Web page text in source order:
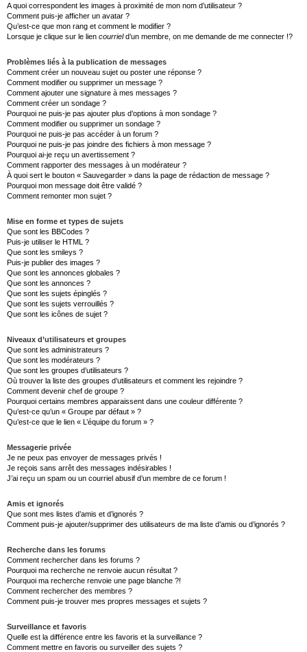
A quoi correspondent les images à proximité de mon nom d’utilisateur ?
Comment puis-je afficher un avatar ?
Qu’est-ce que mon rang et comment le modifier ?
Lorsque je clique sur le lien courrield’un membre, on me demande de me connecter !?
Problèmes liés à la publication de messages
Comment créer un nouveau sujet ou poster une réponse ?
Comment modifier ou supprimer un message ?
Comment ajouter une signature à mes messages ?
Comment créer un sondage ?
Pourquoi ne puis-je pas ajouter plus d’options à mon sondage ?
Comment modifier ou supprimer un sondage ?
Pourquoi ne puis-je pas accéder à un forum ?
Pourquoi ne puis-je pas joindre des fichiers à mon message ?
Pourquoi ai-je reçu un avertissement ?
Comment rapporter des messages à un modérateur ?
À quoi sert le bouton « Sauvegarder » dans la page de rédaction de message ?
Pourquoi mon message doit être validé ?
Comment remonter mon sujet ?
Mise en forme et types de sujets
Que sont les BBCodes ?
Puis-je utiliser le HTML ?
Que sont les smileys ?
Puis-je publier des images ?
Que sont les annonces globales ?
Que sont les annonces ?
Que sont les sujets épinglés ?
Que sont les sujets verrouillés ?
Que sont les icônes de sujet ?
Niveaux d’utilisateurs et groupes
Que sont les administrateurs ?
Que sont les modérateurs ?
Que sont les groupes d’utilisateurs ?
Où trouver la liste des groupes d’utilisateurs et comment les rejoindre ?
Comment devenir chef de groupe ?
Pourquoi certains membres apparaissent dans une couleur différente ?
Qu’est-ce qu’un « Groupe par défaut » ?
Qu’est-ce que le lien « L’équipe du forum » ?
Messagerie privée
Je ne peux pas envoyer de messages privés !
Je reçois sans arrêt des messages indésirables !
J’ai reçu un spam ou un courriel abusif d’un membre de ce forum !
Amis et ignorés
Que sont mes listes d’amis et d’ignorés ?
Comment puis-je ajouter/supprimer des utilisateurs de ma liste d’amis ou d’ignorés ?
Recherche dans les forums
Comment rechercher dans les forums ?
Pourquoi ma recherche ne renvoie aucun résultat ?
Pourquoi ma recherche renvoie une page blanche ?!
Comment rechercher des membres ?
Comment puis-je trouver mes propres messages et sujets ?
Surveillance et favoris
Quelle est la différence entre les favoris et la surveillance ?
Comment mettre en favoris ou surveiller des sujets ?